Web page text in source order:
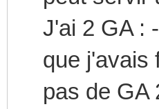
J'ai 2 GA :
que j'avais
pas de GA